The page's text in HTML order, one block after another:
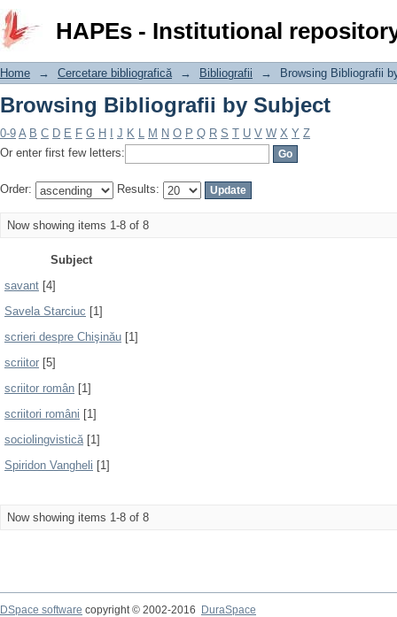
HAPEs - Institutional
Browsing Bibliografii by Subject
Home → Cercetare bibliografică → Bibliografii → Browsing Bibliografii
Browsing Bibliografii by Subject
0-9 A B C D E F G H J K L M N O P Q R S T U V W X Y Z
Or enter first few letters:
Order: Results:
Now showing items 1-8 of 8
Subject
savant [4]
Savela Starciuc [1]
scrieri despre Chişinău [1]
scriitor [5]
scriitor român [1]
scriitori români [1]
sociolingvistică[1]
Spiridon Vangheli [1]
Now showing items 1-8 of 8
DSpace software copyright © 2002-2016
DuraSpace